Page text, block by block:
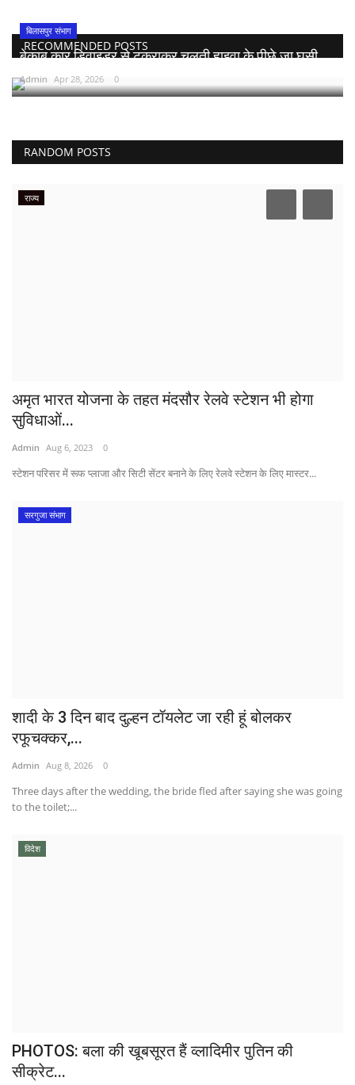
RECOMMENDED POSTS
बिलासपुर संभाग
बेकाबू कार डिवाइडर से टकराकर चलती हाइवा के पीछे जा घुसी,...
Admin Apr 28, 2026 0
RANDOM POSTS
राज्य
अमृत भारत योजना के तहत मंदसौर रेलवे स्टेशन भी होगा
सुविधाओं...
Admin Aug 6, 2023 0
स्टेशन परिसर में रूफ प्लाजा और सिटी सेंटर बनाने के लिए रेलवे स्टेशन के लिए मास्टर...
सरगुजा संभाग
शादी के 3 दिन बाद दुल्हन टॉयलेट जा रही हूं बोलकर
रफूचक्कर,...
Admin Aug 8, 2026 0
Three days after the wedding, the bride fled after saying she was going
to the toilet;...
विदेश
PHOTOS: बला की खूबसूरत हैं व्‍लाद‍िमीर पुत‍िन की
सीक्रेट...